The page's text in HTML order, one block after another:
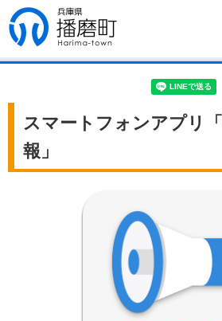
兵庫県 播磨
町
スマートフォンアプリ
報」